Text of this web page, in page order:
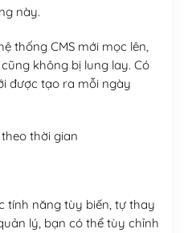
này.
thống CMS mới mọc lên,
không bị lung lay. Có
được tạo ra mỗi ngày
thời gian
tính năng tùy biến, tự thay
lý, bạn có thể tùy chỉnh